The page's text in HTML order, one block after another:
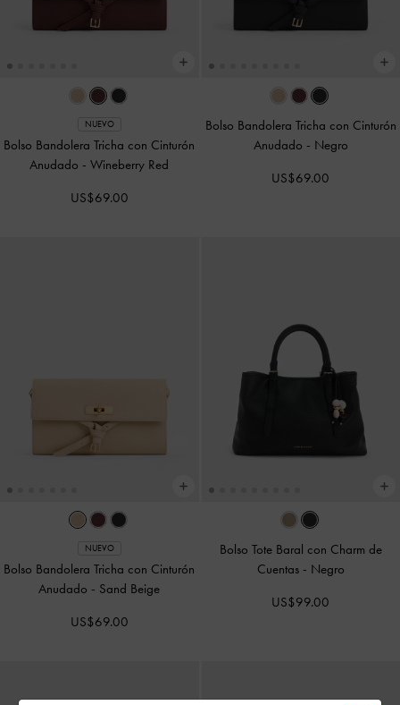
NUEVO
Bolso Bandolera Tricha con Cinturón
Anudado -Wineberry Red
US$69.00
Bolso Bandolera Tricha con Cinturón
Anudado - Negro
US$69.00
NUEVO
Bolso Bandolera Tricha con Cinturón
Anudado - Sand Beige
US$69.00
Bolso Tote Baral con Charm de
Cuentas - Negro
US$99.00